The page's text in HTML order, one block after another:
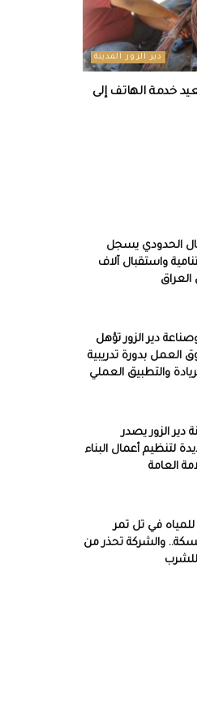
دير الزور المدينة
تعيد خدمة الهاتف إلى
الحدودي يسجل
واستقبال آلاف
العراق
دير الزور تؤهل
العمل بدورة تدريبية
والتطبيق العملي
الزور يصدر
لتنظيم أعمال البناء
العامة
في تل تمر
والشركة تحذر من